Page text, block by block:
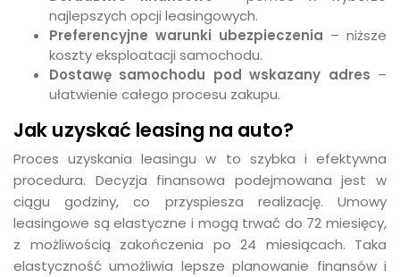
najlepszych opcji leasingowych.
Preferencyjne warunki ubezpieczenia – niższe
koszty eksploatacji samochodu.
Dostawę samochodu pod wskazany adres –
ułatwienie całego procesu zakupu.
Jak uzyskać leasing na auto?
Proces uzyskania leasingu w to szybka i efektywna
procedura. Decyzja finansowa podejmowana jest w
ciągu godziny, co przyspiesza realizację. Umowy
leasingowe są elastyczne i mogą trwać do 72 miesięcy,
z możliwością zakończenia po 24 miesiącach. Taka
elastyczność umożliwia lepsze planowanie finansów i